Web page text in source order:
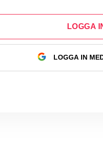
LOGGA
LOGGA IN